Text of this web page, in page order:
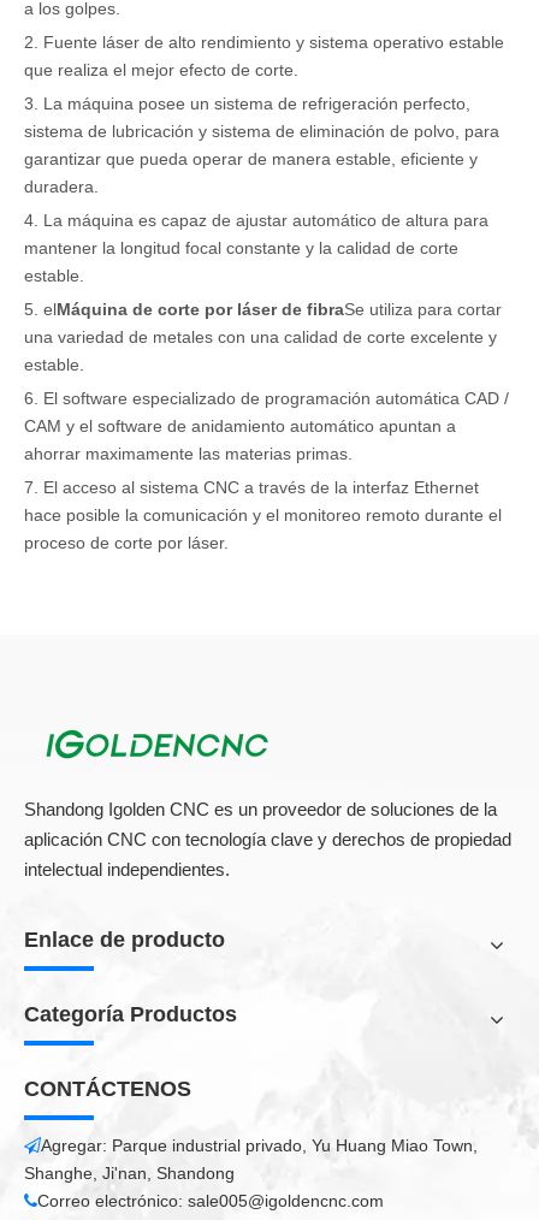
a los golpes.
2. Fuente láser de alto rendimiento y sistema operativo estable
que realiza el mejor efecto de corte.
3. La máquina posee un sistema de refrigeración perfecto,
sistema de lubricación y sistema de eliminación de polvo, para
garantizar que pueda operar de manera estable, eficiente y
duradera.
4. La máquina es capaz de ajustar automático de altura para
mantener la longitud focal constante y la calidad de corte
estable.
5. elMáquina de corte por láser de fibraSe utiliza para cortar
una variedad de metales con una calidad de corte excelente y
estable.
6. El software especializado de programación automática CAD /
CAM y el software de anidamiento automático apuntan a
ahorrar maximamente las materias primas.
7. El acceso al sistema CNC a través de la interfaz Ethernet
hace posible la comunicación y el monitoreo remoto durante el
proceso de corte por láser.
electrolítica, latón, acero aluminio, manganeso, todo tipo de
placa de aleación, procesamiento rápido, etc.
Ampliamente utilizado en: energía eléctrica, piezas de
automóviles, equipo mecánico, equipo eléctrico, equipo de
cocina, equipo de ascensor, decoración publicitaria, decoración
equipo de exhibición, piezas de precisión, todo tipo de industria
Máquina de corte por láser de fibra
Shandong Igolden CNC es un proveedor de soluciones de la
aplicación CNC con tecnología clave y derechos de propiedad
intelectual independientes.
Enlace de producto
Categoría Productos
CONTÁCTENOS
Agregar: Parque industrial privado, Yu Huang Miao Town,
Shanghe, Ji'nan, Shandong
Correo electrónico: sale005@igoldencnc.com